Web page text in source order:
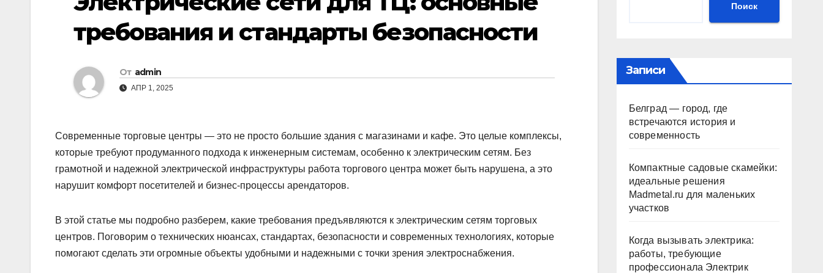
требования и стандарты безопасности
От admin
АПР 1, 2025
Современные торговые центры — это не просто большие здания с магазинами и кафе. Это целые комплексы,
которые требуют продуманного подхода к инженерным системам, особенно к электрическим сетям. Без
грамотной и надежной электрической инфраструктуры работа торгового центра может быть нарушена, а это
нарушит комфорт посетителей и бизнес-процессы арендаторов.
В этой статье мы подробно разберем, какие требования предъявляются к электрическим сетям торговых
центров. Поговорим о технических нюансах, стандартах, безопасности и современных технологиях, которые
помогают сделать эти огромные объекты удобными и надежными с точки зрения электроснабжения.
Поиск
Записи
Белград — город, где
встречаются история и
современность
Компактные садовые скамейки:
идеальные решения
Madmetal.ru для маленьких
участков
Когда вызывать электрика:
работы, требующие
профессионала Электрик